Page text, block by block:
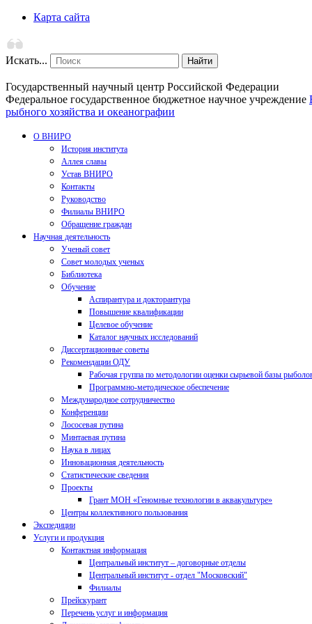
Карта сайта
Искать... Найти
Государственный научный центр Российской Федерации
Федеральное государственное бюджетное научное учреждение
рыбного хозяйства и океанографии
О ВНИРО
История института
Аллея славы
Устав ВНИРО
Контакты
Руководство
Филиалы ВНИРО
Обращение граждан
Научная деятельность
Ученый совет
Совет молодых ученых
Библиотека
Обучение
Аспирантура и докторантура
Повышение квалификации
Целевое обучение
Каталог научных исследований
Диссертационные советы
Рекомендации ОДУ
Рабочая группа по методологии оценки сырьевой базы
Программно-методическое обеспечение
Международное сотрудничество
Конференции
Лососевая путина
Минтаевая путина
Наука в лицах
Инновационная деятельность
Статистические сведения
Проекты
Грант МОН «Геномные технологии в аквакультуре»
Центры коллективного пользования
Экспедиции
Услуги и продукция
Контактная информация
Центральный институт – договорные отделы
Центральный институт - отдел "Московский"
Филиалы
Прейскурант
Перечень услуг и информация